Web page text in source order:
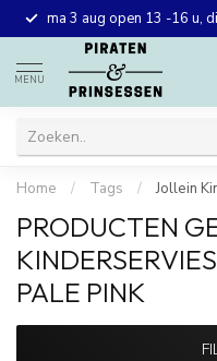
ma 3 aug open 13 -16 u,
MENU
Home / Tags / Jollein
PRODUCTEN
PALE PINK